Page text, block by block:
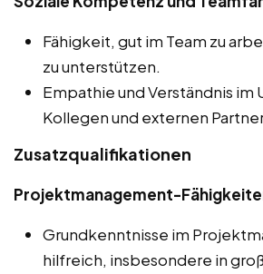
Fähigkeit, gut im Team zu
zu unterstützen.
Empathie und Verständnis im
Kollegen und externen
Zusatzqualifikationen
Projektmanagement-
Grundkenntnisse im
hilfreich, insbesondere in